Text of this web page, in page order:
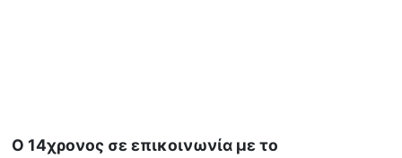
Ο 14χρονος σε επικοινωνία με το